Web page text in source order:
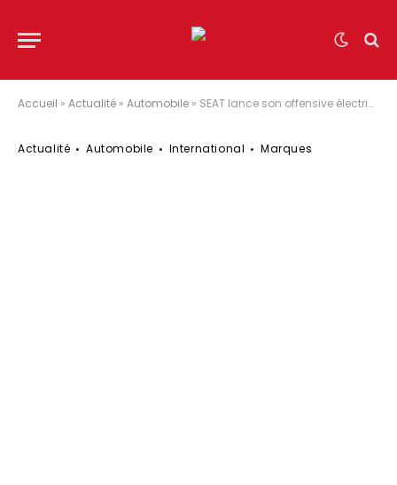
Accueil » Actualité » Automobile » SEAT lance son offensive électrique au salon de Barcelone
Actualité Automobile International Marques